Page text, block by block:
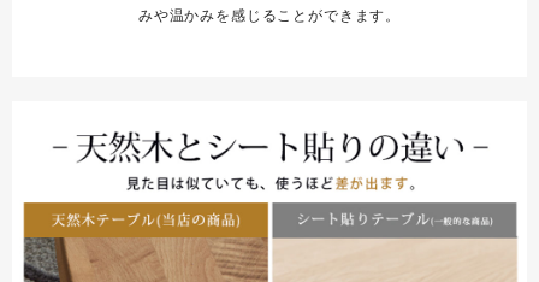
みや温かみを感じることができます。